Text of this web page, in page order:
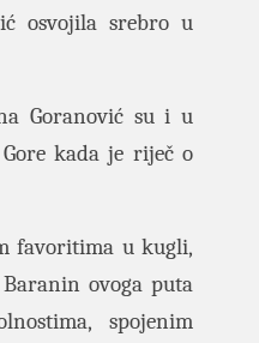
osvojila srebro u
Goranović su i u
kada je riječ o
favoritima u kugli,
ovoga puta
spojenim